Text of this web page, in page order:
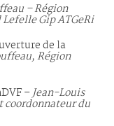
– Région
Gip ATGeRi
de la
Région
–Jean-Louis
coordonnateur du